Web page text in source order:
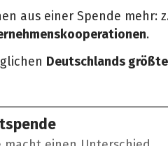
aus einer Spende mehr:
.
Deutschlands